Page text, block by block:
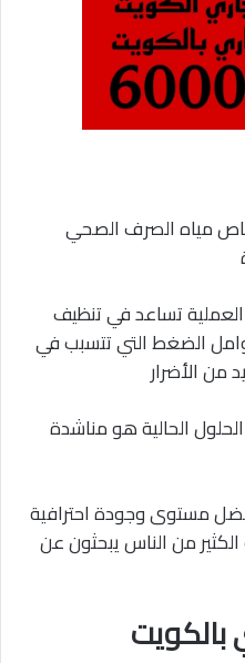
مياه الصرف الصحي
تساعد في تنظيف
الضغط التي تتسبب في
من الأضرار
الحالية هو مناشدة
مستوى وجودة احترافية
من الناس يبحثون عن
بالكويت